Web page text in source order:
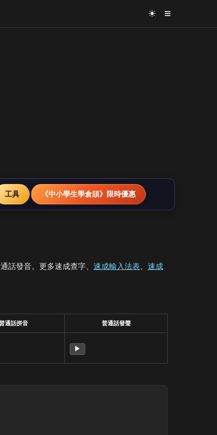
☀ ≡
工具 《中小學生學倉頡》限時優惠
話發音。更多速成查字、 速成輸入法表、 速成
通話拼音 普通話發聲
▶